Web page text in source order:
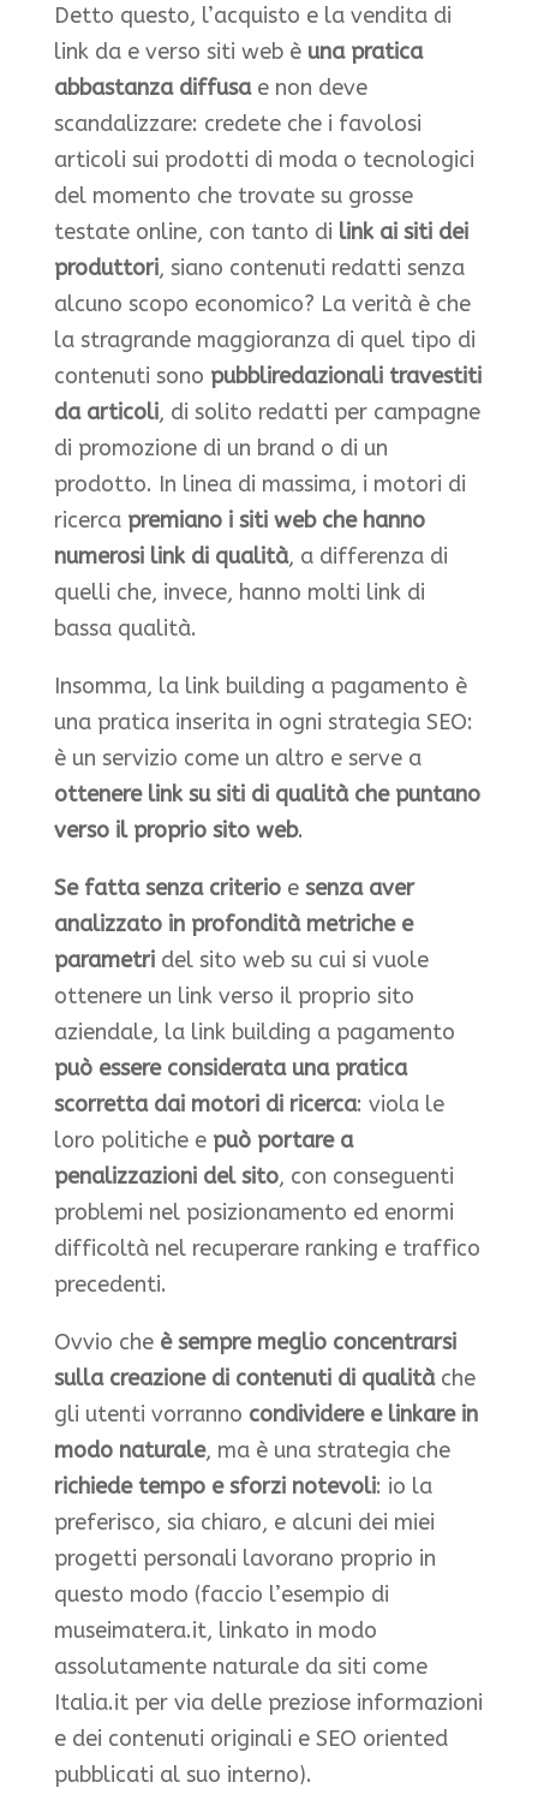
Detto questo, l’acquisto e la vendita di
link da e verso siti web è una pratica
abbastanza diffusae non deve
scandalizzare: credete che i favolosi
articoli sui prodotti di moda o tecnologici
del momento che trovate su grosse
testate online, con tanto di link ai siti dei
produttori, siano contenuti redatti senza
alcuno scopo economico? La verità è che
la stragrande maggioranza di quel tipo di
contenuti sono pubbliredazionali travestiti
da articoli, di solito redatti per campagne
di promozione di un brand o di un
prodotto. In linea di massima, i motori di
ricerca premiano i siti web che hanno
numerosi link di qualità, a differenza di
quelli che, invece, hanno molti link di
bassa qualità.
Insomma, la link building a pagamento è
una pratica inserita in ogni strategia SEO:
è un servizio come un altro e serve a
ottenere link su siti di qualità che puntano
verso il proprio sito web.
Se fatta senza criterioe senza aver
analizzato in profondità metriche e
parametri del sito web su cui si vuole
ottenere un link verso il proprio sito
aziendale, la link building a pagamento
può essere considerata una pratica
scorretta dai motori di ricerca: viola le
loro politiche e può portare a
penalizzazioni del sito, con conseguenti
problemi nel posizionamento ed enormi
difficoltà nel recuperare ranking e traffico
precedenti.
Ovvio che è sempre meglio concentrarsi
sulla creazione di contenuti di qualitàche
gli utenti vorranno condividere e linkare in
modo naturale, ma è una strategia che
richiede tempo e sforzi notevoli: io la
preferisco, sia chiaro, e alcuni dei miei
progetti personali lavorano proprio in
questo modo (faccio l’esempio di
museimatera.it, linkato in modo
assolutamente naturale da siti come
Italia.it per via delle preziose informazioni
e dei contenuti originali e SEO oriented
pubblicati al suo interno).